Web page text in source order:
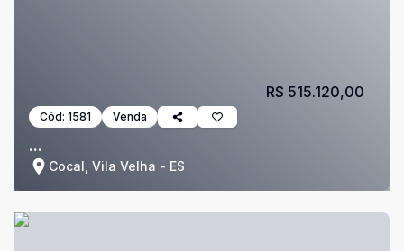
Cód: 1581 Venda
...
Cocal, Vila Velha - ES
R$ 515.120,00